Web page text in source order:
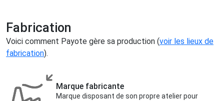
Fabrication
Voici comment Payote gère sa production (voir les lieux de
fabrication).
Marque fabricante
Marque disposant de son propre atelier pour